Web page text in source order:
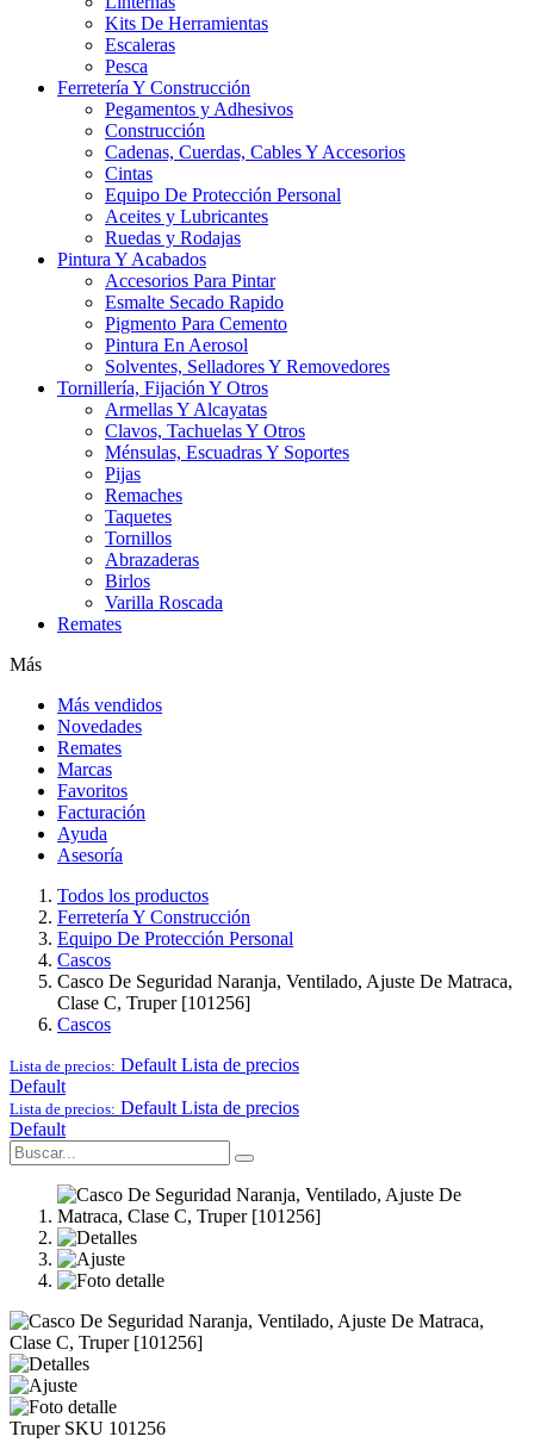
Kits De Herramientas
Escaleras
Pesca
Ferretería Y Construcción
Pegamentos y Adhesivos
Construcción
Cadenas, Cuerdas, Cables Y Accesorios
Cintas
Equipo De Protección Personal
Aceites y Lubricantes
Ruedas y Rodajas
Pintura Y Acabados
Accesorios Para Pintar
Esmalte Secado Rapido
Pigmento Para Cemento
Pintura En Aerosol
Solventes, Selladores Y Removedores
Tornillería, Fijación Y Otros
Armellas Y Alcayatas
Clavos, Tachuelas Y Otros
Ménsulas, Escuadras Y Soportes
Pijas
Remaches
Taquetes
Tornillos
Abrazaderas
Birlos
Varilla Roscada
Remates
Más
Más vendidos
Novedades
Remates
Marcas
Favoritos
Facturación
Ayuda
Asesoría
Todos los productos
Ferretería Y Construcción
Equipo De Protección Personal
Cascos
Casco De Seguridad Naranja, Ventilado, Ajuste De Matraca,
Clase C, Truper [101256]
Cascos
Lista de precios: Default Lista de precios
Default
Lista de precios: Default Lista de precios
Default
Truper SKU 101256